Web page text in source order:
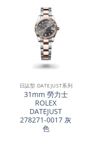
日誌型 DATEJUST系列
31mm 勞力士
ROLEX
DATEJUST
278271-0017 灰
色